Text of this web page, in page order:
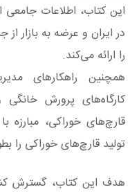
این کتاب، اطلاعات
در ایران و عرضه به بازار از
را ارائه می‌کند.
همچنین راهکارهای
کارگاه‌های پرورش
قارچ‌های خوراکی،
تولید قارچ‌های خوراکی را
هدف این کتاب، گسترش